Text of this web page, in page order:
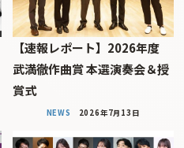
【速報レポート】2026年度
武満徹作曲賞 本選演奏会＆授
賞式
NEWS 2026年7月13日